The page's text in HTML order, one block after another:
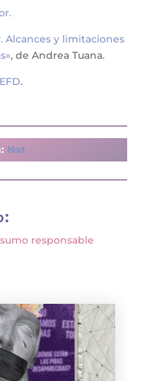
Alcances y limitaciones
, de Andrea Tuana.
.
Nat
responsable